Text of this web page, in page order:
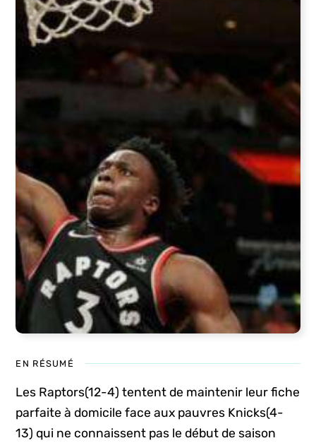
EN RÉSUMÉ
Les Raptors(12-4) tentent de maintenir leur fiche
parfaite à domicile face aux pauvres Knicks(4-
13) qui ne connaissent pas le début de saison